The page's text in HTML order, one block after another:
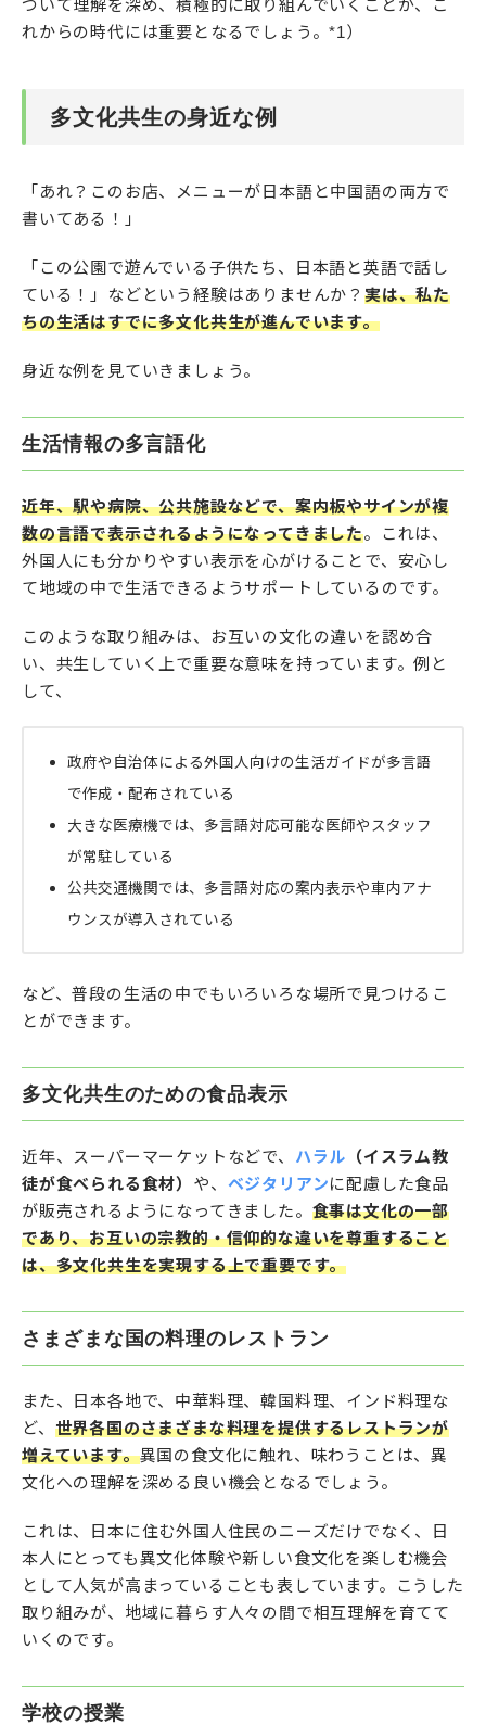
ついて理解を深め、積極的に取り組んでいくことが、こ
れからの時代には重要となるでしょう。*1）
多文化共生の身近な例
「あれ？このお店、メニューが日本語と中国語の両方で
書いてある！」
「この公園で遊んでいる子供たち、日本語と英語で話し
ている！」などという経験はありませんか？ 実は、私た
ちの生活はすでに多文化共生が進んでいます。
身近な例を見ていきましょう。
生活情報の多言語化
近年、駅や病院、公共施設などで、案内板やサインが複
数の言語で表示されるようになってきました。これは、
外国人にも分かりやすい表示を心がけることで、安心し
て地域の中で生活できるようサポートしているのです。
このような取り組みは、お互いの文化の違いを認め合
い、共生していく上で重要な意味を持っています。例と
して、
政府や自治体による外国人向けの生活ガイドが多言語
で作成・配布されている
大きな医療機では、多言語対応可能な医師やスタッフ
が常駐している
公共交通機関では、多言語対応の案内表示や車内アナ
ウンスが導入されている
など、普段の生活の中でもいろいろな場所で見つけるこ
とができます。
多文化共生のための食品表示
近年、スーパーマーケットなどで、 ハラル （イスラム教
徒が食べられる食材） や、 ベジタリアンに配慮した食品
が販売されるようになってきました。 食事は文化の一部
であり、お互いの宗教的・信仰的な違いを尊重すること
は、多文化共生を実現する上で重要です。
さまざまな国の料理のレストラン
また、日本各地で、中華料理、韓国料理、インド料理な
ど、 世界各国のさまざまな料理を提供するレストランが
増えています。異国の食文化に触れ、味わうことは、異
文化への理解を深める良い機会となるでしょう。
これは、日本に住む外国人住民のニーズだけでなく、日
本人にとっても異文化体験や新しい食文化を楽しむ機会
として人気が高まっていることも表しています。こうした
取り組みが、地域に暮らす人々の間で相互理解を育てて
いくのです。
学校の授業